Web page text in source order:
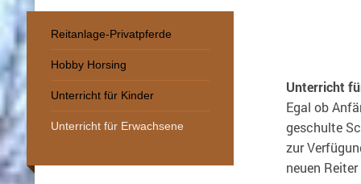
Unterricht
Egal ob
geschulte
zur
neuen
Reitanlage-Privatpferde
Hobby Horsing
Unterricht für Kinder
Unterricht für Erwachsene